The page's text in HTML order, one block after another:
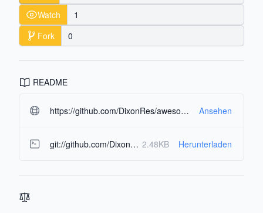
Watch
1
Fork
0
README
https://github.com/DixonRes/awesome-react-resources.git#readme-ov-file Ansehen
git://github.com/DixonRes/awesome-react-resources.git 2.48KB Herunterladen